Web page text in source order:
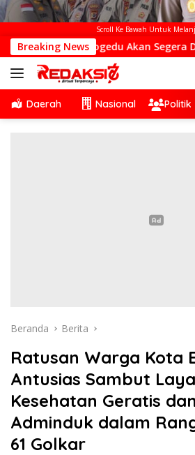
Scroll Ke Bawah Untuk
Breaking News
Akan Segera Diperbaiki
Daerah Nasional Politik
Beranda Berita
Ratusan Warga Kota
Antusias Sambut
Kesehatan Geratis
Adminduk dalam
61 Golkar